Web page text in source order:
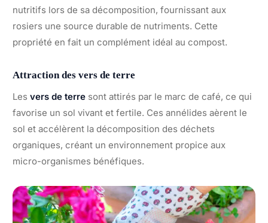
nutritifs lors de sa décomposition, fournissant aux
rosiers une source durable de nutriments. Cette
propriété en fait un complément idéal au compost.
Attraction des vers de terre
Les vers de terre sont attirés par le marc de café, ce qui
favorise un sol vivant et fertile. Ces annélides aèrent le
sol et accélèrent la décomposition des déchets
organiques, créant un environnement propice aux
micro-organismes bénéfiques.